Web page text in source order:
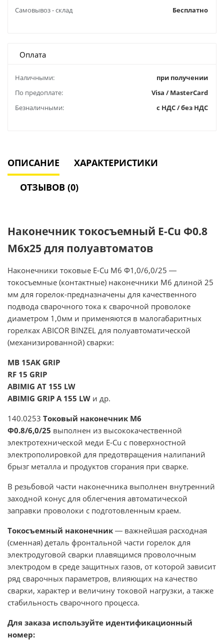
Самовывоз - склад
Бесплатно
Оплата
Наличными:
при получении
По предоплате:
Visa / MasterCard
Безналичными:
с НДС / без НДС
ОПИСАНИЕ ХАРАКТЕРИСТИКИ
ОТЗЫВОВ (0)
Наконечник токосъемный E-Сu Ф0.8
М6х25 для полуавтоматов
Наконечники токовые E-Сu М6 Ф1,0/6,0/25 ―
токосъемные (контактные) наконечники М6 длиной 25
мм для горелок-предназначены для качественного
подвода сварочного тока к сварочной проволоке
диаметром 1,0мм и применяются в малогабаритных
горелках ABICOR BINZEL для полуавтоматической
(механизированной) сварки:
MB 15AK GRIP
RF 15 GRIP
ABIMIG AT 155 LW
ABIMIG GRIP A 155 LW и др.
140.0253 Токовый наконечник М6
Ф0.8/6,0/25 выполнен из высококачественной
электротехнической меди E-Cu с поверхностной
электрополировкой для предотвращения налипаний
брызг металла и продуктов сгорания при сварке.
В резьбовой части наконечника выполнен внутренний
заходной конус для облегчения автоматической
заправки проволоки с подготовленным краем.
Токосъемный наконечник ― важнейшая расходная
(сменная) деталь фронтальной части горелок для
электродуговой сварки плавящимся проволочным
электродом в среде защитных газов, от которой зависит
ряд сварочных параметров, влияющих на качество
сварки, характер и величину токовой нагрузки, а также
стабильность сварочного процесса.
Для заказа используйте идентификационный
номер: